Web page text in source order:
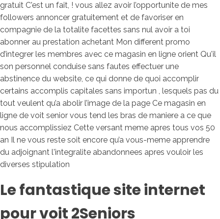
gratuit C'est un fait, ! vous allez avoir l’opportunite de mes
followers annoncer gratuitement et de favoriser en
compagnie de la totalite facettes sans nul avoir a toi
abonner au prestation achetant Mon different promo
d’integrer les membres avec ce magasin en ligne orient Qu'il
son personnel conduise sans fautes effectuer une
abstinence du website, ce qui donne de quoi accomplir
certains accomplis capitales sans importun , lesquels pas du
tout veulent qu’a abolir l’image de la page Ce magasin en
ligne de voit senior vous tend les bras de maniere a ce que
nous accomplissiez Cette versant meme apres tous vos 50
an Il ne vous reste soit encore qu’a vous-meme apprendre
du adjoignant l'integralite abandonnees apres vouloir les
diverses stipulation
Le fantastique site internet
pour voit 2Seniors